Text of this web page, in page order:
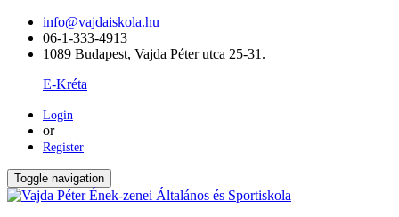
info@vajdaiskola.hu
06-1-333-4913
1089 Budapest, Vajda Péter utca 25-31.
E-Kréta
Login
or
Register
Toggle navigation